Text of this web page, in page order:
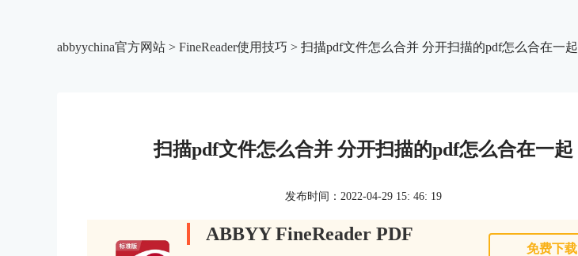
abbyychina官方网站 > FineReader使用技巧 > 扫描pdf文件怎么合并 分开扫描的pdf怎么合在一起
扫描pdf文件怎么合并 分开扫描的pdf怎么合在一起
发布时间：2022-04-29 15: 46: 19
ABBYY FineReader PDF
免费下载